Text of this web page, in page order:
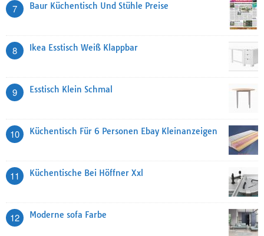
7 Baur Küchentisch Und Stühle Preise
8 Ikea Esstisch Weiß Klappbar
9 Esstisch Klein Schmal
10 Küchentisch Für 6 Personen Ebay Kleinanzeigen
11 Küchentische Bei Höffner Xxl
12 Moderne sofa Farbe